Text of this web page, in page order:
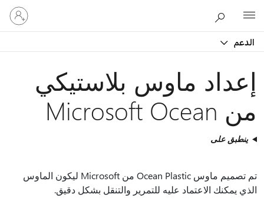
الدعم
تسجيل
الدخول
إلى
إعداد ماوس بلاستيكي
من Microsoft Ocean
ينطبق على
تم تصميم ماوس Ocean Plastic من Microsoft ليكون الماوس
الذي يمكنك الاعتماد عليه للتمرير والتنقل بشكل دقيق.